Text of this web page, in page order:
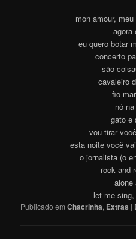
mon amour,
agora
eu quero botar
concerto
são
cavaleiro
fio
nó
gato e
vou tirar
esta noite você
o jornalista (o
rock and
alone
let me
Publicado em Chacrinha, Extras |